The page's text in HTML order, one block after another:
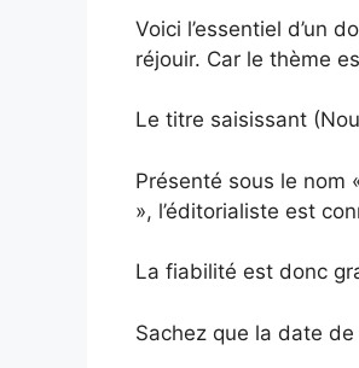
Voici l’essentiel d’un
réjouir. Car le thème
Le titre saisissant
Présenté sous le nom
», l’éditorialiste est
La fiabilité est donc
Sachez que la date